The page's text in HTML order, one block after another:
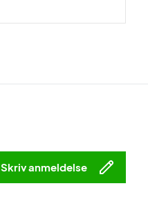
Skriv anmeldelse